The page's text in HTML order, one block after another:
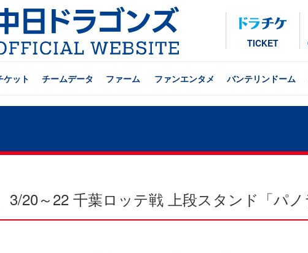
TICKET
ケット チームデータ ファーム ファンエンタメ バンテリンドーム
3/20～22 千葉ロッテ戦 上段スタンド「パ